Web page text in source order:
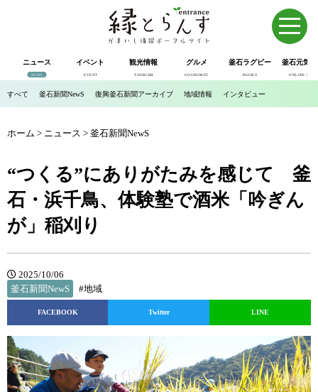
ニュース
NEWS
イベント
EVENT
観光情報
TOURISM
グルメ
GOURUMET
釜石ラグビー
RUGBY
釜石元気
ONLINE SHOP
すべて 釜石新聞NewS 復興釜石新聞アーカイブ 地域情報 インタビュー
ホーム > ニュース > 釜石新聞NewS
“つくる”にありがたみを感じて 釜
石・浜千鳥、体験塾で酒米「吟ぎん
が」稲刈り
2025/10/06
釜石新聞NewS
#地域
FACEBOOK Twitter LINE